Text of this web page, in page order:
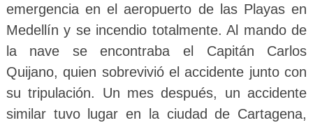
emergencia en el aeropuerto de las Playas en
Medellín y se incendio totalmente. Al mando de
la nave se encontraba el Capitán Carlos
Quijano, quien sobrevivió el accidente junto con
su tripulación. Un mes después, un accidente
similar tuvo lugar en la ciudad de Cartagena,